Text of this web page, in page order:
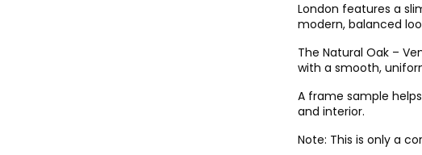
London features a
modern, balanced
The Natural Oak –
with a smooth,
A frame sample
and interior.
Note: This is only a